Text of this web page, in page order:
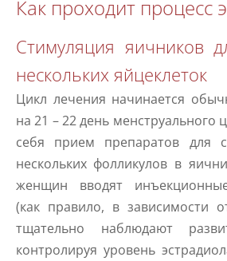
Как проходит процесс
Стимуляция яичников
нескольких яйцеклеток
Цикл лечения начинается
на 21 – 22 день менструального
себя прием препаратов для
нескольких фолликулов в
женщин вводят
(как правило, в зависимости
тщательно наблюдают
контролируя уровень